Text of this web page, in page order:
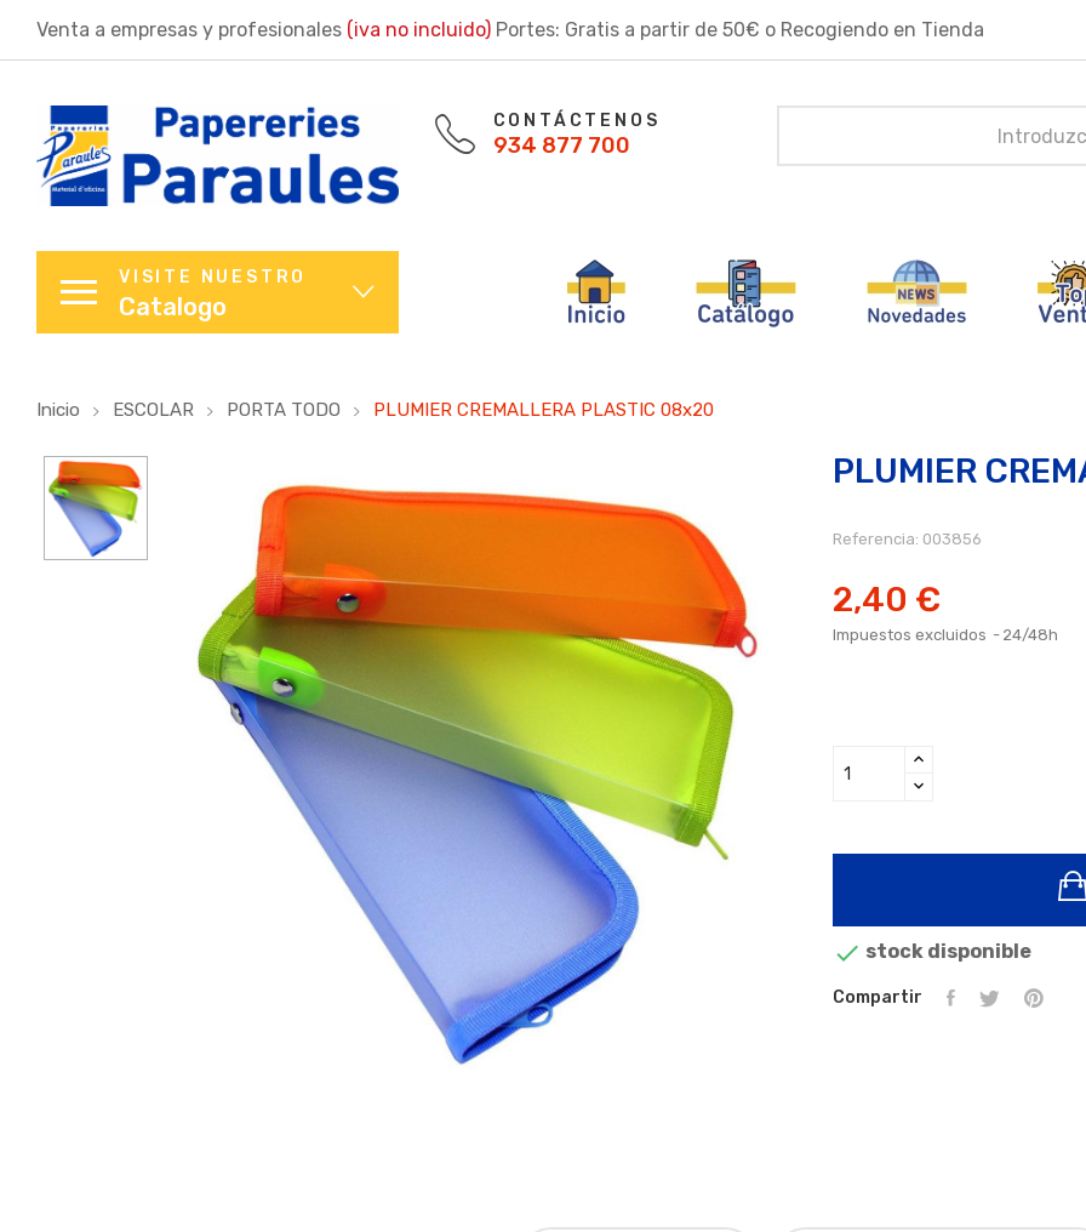
Venta a empresas y profesionales (iva no incluido) Portes: Gratis a partir de 50€ o Recogiendo en Tienda
CONTÁCTENOS
934 877 700
VISITE NUESTRO
Catalogo
Inicio ESCOLAR PORTA TODO PLUMIER CREMALLERA PLASTIC 08x20
PLUMIER
Referencia: 003856
2,40 €
Impuestos excluidos 24/48h
 stock disponible
Compartir